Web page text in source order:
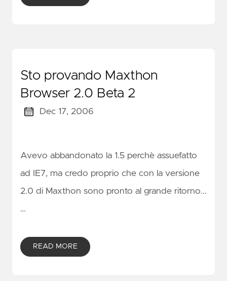
Sto provando Maxthon
Browser 2.0 Beta 2
Dec 17, 2006
Avevo abbandonato la 1.5 perchè assuefatto
ad IE7, ma credo proprio che con la versione
2.0 di Maxthon sono pronto al grande ritorno...
…
READ MORE